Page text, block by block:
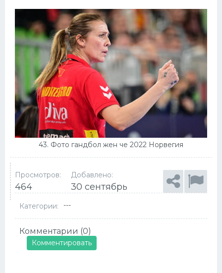
43. Фото гандбол жен че 2022 Норвегия
Просмотров:
464
Добавлено:
30 сентябрь
Категории: ---
Комментарии (0)
Комментировать